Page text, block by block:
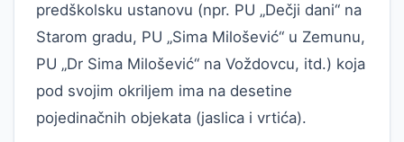
predškolsku ustanovu (npr. PU „Dečji dani“ na
Starom gradu, PU „Sima Milošević“ u Zemunu,
PU „Dr Sima Milošević“ na Voždovcu, itd.) koja
pod svojim okriljem ima na desetine
pojedinačnih objekata (jaslica i vrtića).